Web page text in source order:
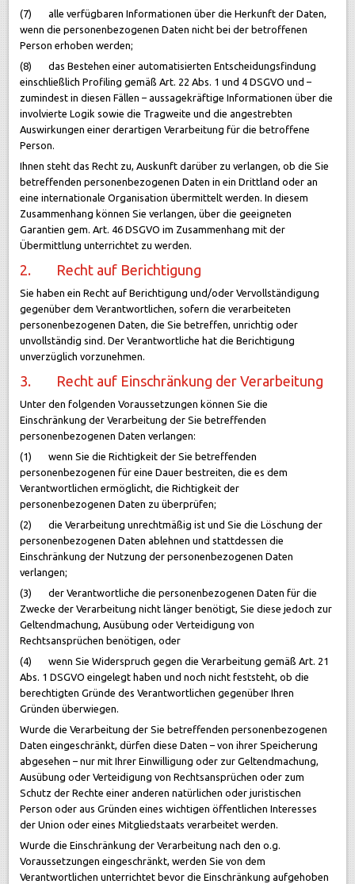
(7) alle verfügbaren Informationen über die Herkunft der Daten,
wenn die personenbezogenen Daten nicht bei der betroffenen
Person erhoben werden;
(8) das Bestehen einer automatisierten Entscheidungsfindung
einschließlich Profiling gemäß Art. 22 Abs. 1 und 4 DSGVO und –
zumindest in diesen Fällen – aussagekräftige Informationen über die
involvierte Logik sowie die Tragweite und die angestrebten
Auswirkungen einer derartigen Verarbeitung für die betroffene
Person.
Ihnen steht das Recht zu, Auskunft darüber zu verlangen, ob die Sie
betreffenden personenbezogenen Daten in ein Drittland oder an
eine internationale Organisation übermittelt werden. In diesem
Zusammenhang können Sie verlangen, über die geeigneten
Garantien gem. Art. 46 DSGVO im Zusammenhang mit der
Übermittlung unterrichtet zu werden.
2. Recht auf Berichtigung
Sie haben ein Recht auf Berichtigung und/oder Vervollständigung
gegenüber dem Verantwortlichen, sofern die verarbeiteten
personenbezogenen Daten, die Sie betreffen, unrichtig oder
unvollständig sind. Der Verantwortliche hat die Berichtigung
unverzüglich vorzunehmen.
3. Recht auf Einschränkung der Verarbeitung
Unter den folgenden Voraussetzungen können Sie die
Einschränkung der Verarbeitung der Sie betreffenden
personenbezogenen Daten verlangen:
(1) wenn Sie die Richtigkeit der Sie betreffenden
personenbezogenen für eine Dauer bestreiten, die es dem
Verantwortlichen ermöglicht, die Richtigkeit der
personenbezogenen Daten zu überprüfen;
(2) die Verarbeitung unrechtmäßig ist und Sie die Löschung der
personenbezogenen Daten ablehnen und stattdessen die
Einschränkung der Nutzung der personenbezogenen Daten
verlangen;
(3) der Verantwortliche die personenbezogenen Daten für die
Zwecke der Verarbeitung nicht länger benötigt, Sie diese jedoch zur
Geltendmachung, Ausübung oder Verteidigung von
Rechtsansprüchen benötigen, oder
(4) wenn Sie Widerspruch gegen die Verarbeitung gemäß Art. 21
Abs. 1 DSGVO eingelegt haben und noch nicht feststeht, ob die
berechtigten Gründe des Verantwortlichen gegenüber Ihren
Gründen überwiegen.
Wurde die Verarbeitung der Sie betreffenden personenbezogenen
Daten eingeschränkt, dürfen diese Daten – von ihrer Speicherung
abgesehen – nur mit Ihrer Einwilligung oder zur Geltendmachung,
Ausübung oder Verteidigung von Rechtsansprüchen oder zum
Schutz der Rechte einer anderen natürlichen oder juristischen
Person oder aus Gründen eines wichtigen öffentlichen Interesses
der Union oder eines Mitgliedstaats verarbeitet werden.
Wurde die Einschränkung der Verarbeitung nach den o.g.
Voraussetzungen eingeschränkt, werden Sie von dem
Verantwortlichen unterrichtet bevor die Einschränkung aufgehoben